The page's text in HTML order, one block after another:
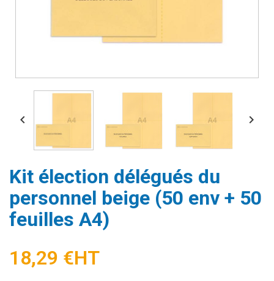
 
Kit élection délégués du
personnel beige (50 env + 50
feuilles A4)
18,29 €HT